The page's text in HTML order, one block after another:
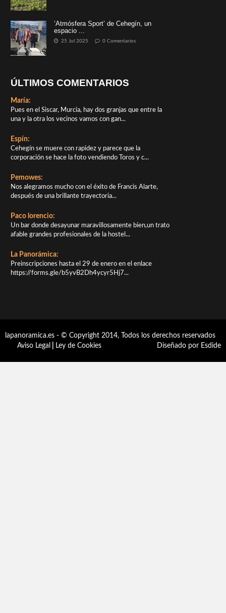
‘Atmósfera Sport’ de Cehegín, un
espacio ...
25 Jul 2025 0 Comentarios
ÚLTIMOS COMENTARIOS
María:
Pues en el Siscar, Murcia, hay dos granjas que entre la
una y la otra los vecinos vamos con gan...
Espín:
Cehegín se muere con rapidez y parece que la
corporación se hace la foto vendiendo Toros y c...
Pemowes:
Nos alegramos mucho con el éxito de Francis Alarte,
después de una brillante trayectoria...
Paco lorencio:
Un bar donde desayunar maravillosamente bien,un trato
afable grandes profesionales de la hostel...
La Panorámica:
Preinscripciones hasta el 29 de enero en el enlace
https://forms.gle/b5yvB2Dh4ycyr5Hj7...
lapanoramica.es - © Copyright 2014, Todos los derechos reservados
Aviso Legal
Ley de Cookies Diseñado por Esdide